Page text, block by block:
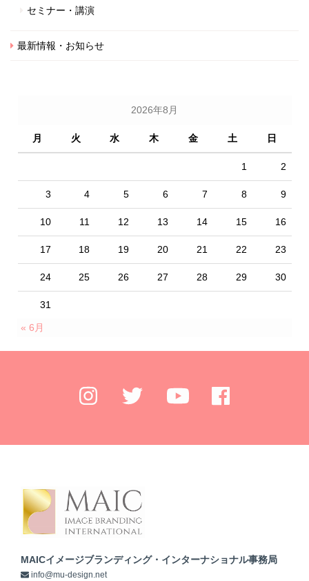
セミナー・講演
最新情報・お知らせ
2026年8月
月 火 水 木 金 土 日
1 2
3 4 5 6 7 8 9
10 11 12 13 14 15 16
17 18 19 20 21 22 23
24 25 26 27 28 29 30
31
« 6月
MAICイメージブランディング・インターナショナル事務局
info@mu-design.net